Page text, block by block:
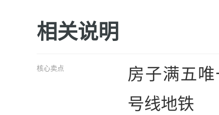
相关说明
核心卖点
房子满五
号线地铁